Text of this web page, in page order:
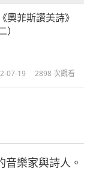
奧菲斯讚美詩》
07-19 2898 次觀看
樂家與詩人。